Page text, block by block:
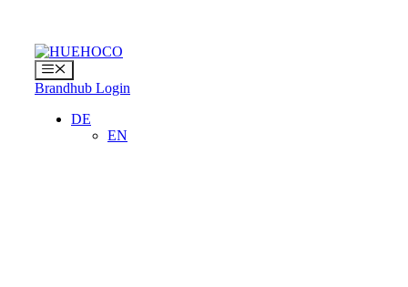
springen
Menü
Brandhub Login
DE
EN